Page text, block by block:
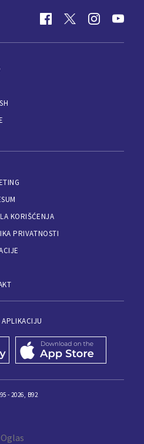
KORIŠĆENJA
PRIVATNOSTI
APLIKACIJU
- 2026, B92